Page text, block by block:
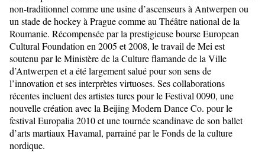
non-traditionnel comme une usine d’ascenseurs à Antwerpen ou
un stade de hockey à Prague comme au Théâtre national de la
Roumanie. Récompensée par la prestigieuse bourse European
Cultural Foundation en 2005 et 2008, le travail de Mei est
soutenu par le Ministère de la Culture flamande de la Ville
d’Antwerpen et a été largement salué pour son sens de
l’innovation et ses interprètes virtuoses. Ses collaborations
récentes incluent des artistes turcs pour le Festival 0090, une
nouvelle création avec la Beijing Modern Dance Co. pour le
festival Europalia 2010 et une tournée scandinave de son ballet
d’arts martiaux Havamal, parrainé par le Fonds de la culture
nordique.